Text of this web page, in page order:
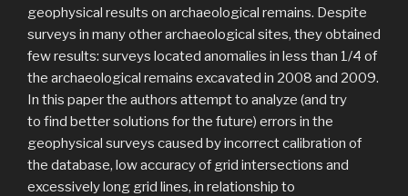
geophysical results on archaeological remains. Despite
surveys in many other archaeological sites, they obtained
few results: surveys located anomalies in less than 1/4 of
the archaeological remains excavated in 2008 and 2009.
In this paper the authors attempt to analyze (and try
to find better solutions for the future) errors in the
geophysical surveys caused by incorrect calibration of
the database, low accuracy of grid intersections and
excessively long grid lines, in relationship to